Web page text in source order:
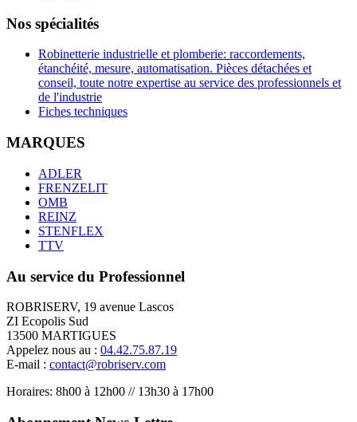
Nos spécialités
Robinetterie industrielle et plomberie: raccordements,
étanchéité, mesure, automatisation. Pièces détachées et
conseil, toute notre expertise au service des professionnels et
de l'industrie
Fiches techniques
MARQUES
ADLER
FRENZELIT
OMB
REINZ
STENFLEX
TTV
Au service du Professionnel
ROBRISERV, 19 avenue Lascos
ZI Ecopolis Sud
13500 MARTIGUES
Appelez nous au : 04.42.75.87.19
E-mail : contact@robriserv.com
Horaires: 8h00 à 12h00 // 13h30 à 17h00